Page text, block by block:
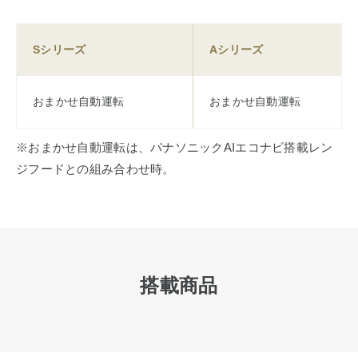
Sシリーズ Aシリーズ
おまかせ自動運転 おまかせ自動運転
※おまかせ自動運転は、パナソニックAIエコナビ搭載レン
ジフードとの組み合わせ時。
搭載商品